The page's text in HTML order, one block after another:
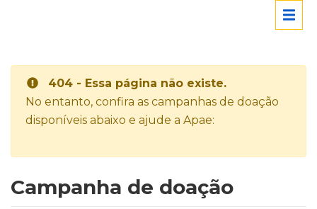
404 - Essa página não existe.
No entanto, confira as campanhas de doação
disponíveis abaixo e ajude a Apae:
Campanha de doação